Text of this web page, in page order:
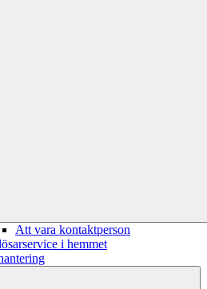
Att vara kontaktperson
i hemmet